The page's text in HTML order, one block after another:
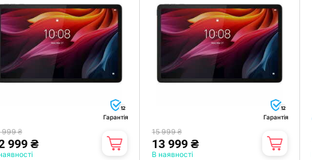
12
Гарантія
999 ₴
999 ₴
12
Гарантія
15 999 ₴
13 999 ₴
В наявності